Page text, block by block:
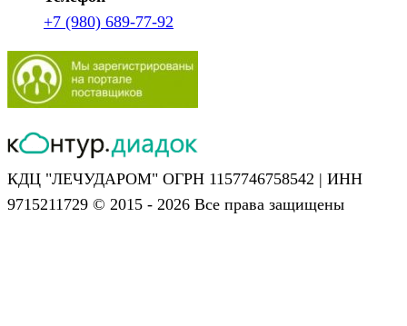
+7 (980) 689-77-92
КДЦ "ЛЕЧУДАРОМ" ОГРН 1157746758542 | ИНН
9715211729 © 2015 - 2026 Все права защищены